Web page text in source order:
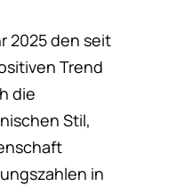
2025 den seit
Trend
die
Stil,
in